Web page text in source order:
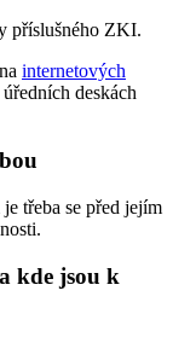
příslušného ZKI.
internetových
deskách
třeba se před jejím
kde jsou k